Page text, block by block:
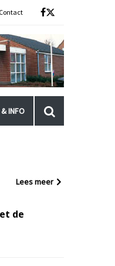
Contact
INFO
Lees meer
de